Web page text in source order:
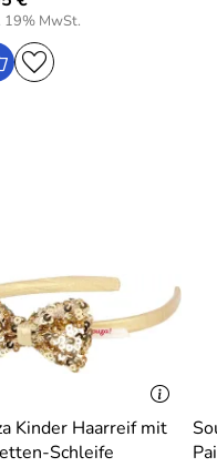
19% MwSt.
Kinder Haarreif mit
Schleife